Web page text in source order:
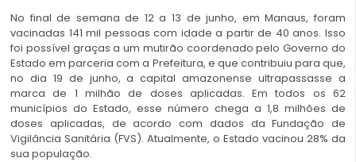
No final de semana de 12 a 13 de junho, em Manaus, foram
vacinadas 141 mil pessoas com idade a partir de 40 anos. Isso
foi possível graças a um mutirão coordenado pelo Governo do
Estado em parceria com a Prefeitura, e que contribuiu para que,
no dia 19 de junho, a capital amazonense ultrapassasse a
marca de 1 milhão de doses aplicadas. Em todos os 62
municípios do Estado, esse número chega a 1,8 milhões de
doses aplicadas, de acordo com dados da Fundação de
Vigilância Sanitária (FVS). Atualmente, o Estado vacinou 28% da
sua população.